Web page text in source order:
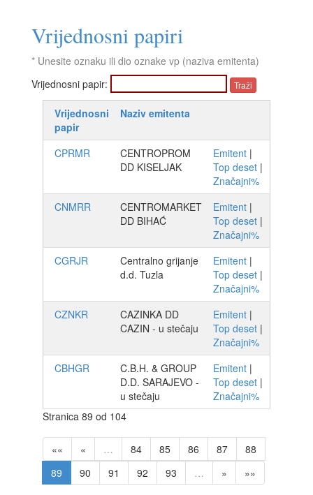
Vrijednosni papiri
* Unesite oznaku ili dio oznake vp (naziva emitenta)
Vrijednosni papir:
Vrijednosni
papir
Naziv emitenta
CPRMR
CENTROPROM
DD KISELJAK
Emitent |
Top deset |
Značajni%
CNMRR
CENTROMARKET
DD BIHAĆ
Emitent |
Top deset |
Značajni%
CGRJR
Centralno grijanje
d.d. Tuzla
Emitent |
Top deset |
Značajni%
CZNKR
CAZINKA DD
CAZIN - u stečaju
Emitent |
Top deset |
Značajni%
CBHGR
C.B.H. & GROUP
D.D. SARAJEVO -
u stečaju
Emitent |
Top deset |
Značajni%
Stranica 89 od 104
«« « … 84 85 86 87
88
89
90 91 92 93 … » »»